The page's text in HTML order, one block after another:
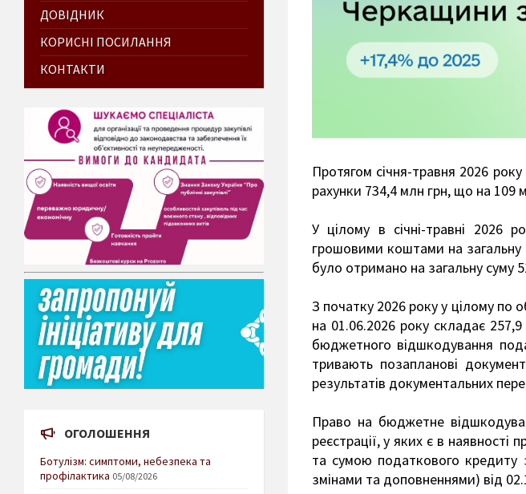
Протягом січня-травня 2026
рахунки 734,4 млн грн, що на 109
У цілому в січні-травні 2026
грошовими коштами на загальну
було отримано на загальну суму
З початку 2026 року у цілому по
на 01.06.2026 року складає
бюджетного відшкодування
тривають позапланові
результатів документальних
Право на бюджетне
реєстрації, у яких є в
та сумою податкового кредиту
змінами та доповненнями) від
ДОВІДНИК
КОРИСНІ ПОСИЛАННЯ
КОНТАКТИ
ОГОЛОШЕННЯ
Ботулізм: симптоми, небезпека та
профілактика 05/08/2026